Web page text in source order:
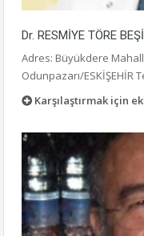
Dr. RESMİYE TÖRE
Adres: Büyükdere
Odunpazarı/ESKİŞEHİR
Karşılaştırmak için